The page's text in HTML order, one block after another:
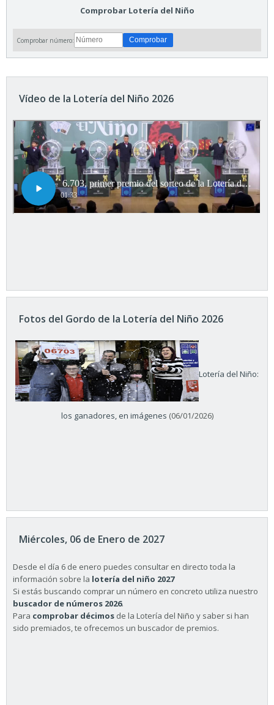
Comprobar Lotería del Niño
Comprobar número:
Vídeo de la Lotería del Niño 2026
Fotos del Gordo de la Lotería del Niño 2026
Lotería del Niño:
los ganadores, en imágenes (06/01/2026)
Miércoles, 06 de Enero de 2027
Desde el día 6 de enero puedes consultar en directo toda la
información sobre la lotería del niño 2027
Si estás buscando comprar un número en concreto utiliza nuestro
buscador de números 2026.
Para comprobar décimos de la Lotería del Niño y saber si han
sido premiados, te ofrecemos un buscador de premios.